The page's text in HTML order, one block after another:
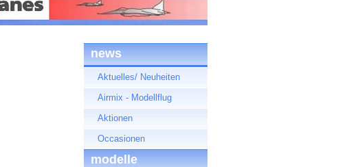
news
Aktuelles/ Neuheiten
Airmix - Modellflug
Aktionen
Occasionen
modelle